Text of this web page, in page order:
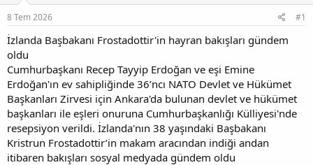
u
b
a
l
a
t
a
n
ç
r
i
h
i
8 Tem 2026 #1
İzlanda Başbakanı Frostadottir'in hayran bakışları gündem
oldu
Cumhurbaşkanı Recep Tayyip Erdoğan ve eşi Emine
Erdoğan'ın ev sahipliğinde 36’ncı NATO Devlet ve Hükümet
Başkanları Zirvesi için Ankara'da bulunan devlet ve hükümet
başkanları ile eşleri onuruna Cumhurbaşkanlığı Külliyesi'nde
resepsiyon verildi. İzlanda'nın 38 yaşındaki Başbakanı
Kristrun Frostadottir’in makam aracından indiği andan
itibaren bakışları sosyal medyada gündem oldu